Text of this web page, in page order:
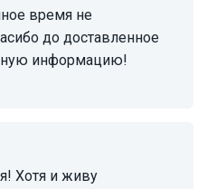
время не
до доставленное
информацию!